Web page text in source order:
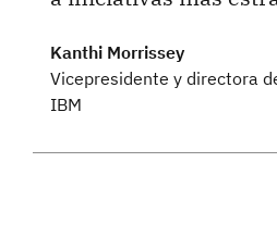
Kanthi Morrissey
Vicepresidente y directora
IBM